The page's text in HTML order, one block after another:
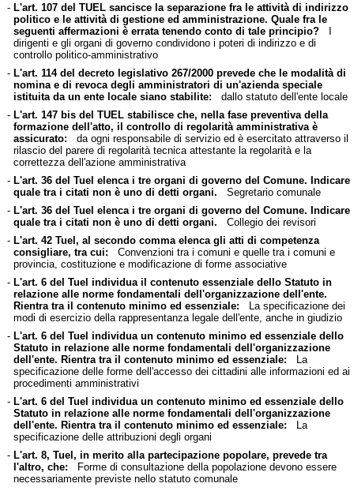
- L'art. 107 del TUEL sancisce la separazione fra le attività di indirizzo
politico e le attività di gestione ed amministrazione. Quale fra le
seguenti affermazioni è errata tenendo conto di tale principio?I
dirigenti e gli organi di governo condividono i poteri di indirizzo e di
controllo politico-amministrativo
- L'art. 114 del decreto legislativo 267/2000 prevede che le modalità di
nomina e di revoca degli amministratori di un'azienda speciale
istituita da un ente locale siano stabilite: dallo statuto dell'ente locale
- L'art. 147 bis del TUEL stabilisce che, nella fase preventiva della
formazione dell'atto, il controllo di regolarità amministrativa è
assicurato: da ogni responsabile di servizio ed è esercitato attraverso il
rilascio del parere di regolarità tecnica attestante la regolarità e la
correttezza dell'azione amministrativa
- L'art. 36 del Tuel elenca i tre organi di governo del Comune. Indicare
quale tra i citati non è uno di detti organi. Segretario comunale
- L'art. 36 del Tuel elenca i tre organi di governo del Comune. Indicare
quale tra i citati non è uno di detti organi. Collegio dei revisori
- L'art. 42 Tuel, al secondo comma elenca gli atti di competenza
consigliare, tra cui: Convenzioni tra i comuni e quelle tra i comuni e
provincia, costituzione e modificazione di forme associative
- L'art. 6 del Tuel individua il contenuto essenziale dello Statuto in
relazione alle norme fondamentali dell'organizzazione dell'ente.
Rientra tra il contenuto minimo ed essenziale: La specificazione dei
modi di esercizio della rappresentanza legale dell'ente, anche in giudizio
- L'art. 6 del Tuel individua un contenuto minimo ed essenziale dello
Statuto in relazione alle norme fondamentali dell'organizzazione
dell'ente. Rientra tra il contenuto minimo ed essenziale: La
specificazione delle forme dell'accesso dei cittadini alle informazioni ed ai
procedimenti amministrativi
- L'art. 6 del Tuel individua un contenuto minimo ed essenziale dello
Statuto in relazione alle norme fondamentali dell'organizzazione
dell'ente. Rientra tra il contenuto minimo ed essenziale: La
specificazione delle attribuzioni degli organi
- L'art. 8, Tuel, in merito alla partecipazione popolare, prevede tra
l'altro, che: Forme di consultazione della popolazione devono essere
necessariamente previste nello statuto comunale